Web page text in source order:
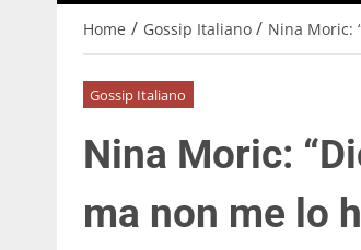
Home / Gossip Italiano / Nina Moric:
Gossip Italiano
Nina Moric:
ma non me lo